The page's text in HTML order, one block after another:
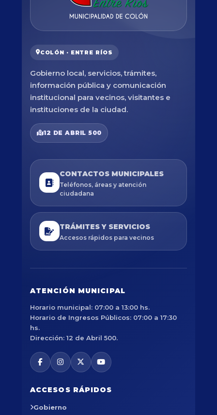
COLÓN · ENTRE RÍOS
Gobierno local, servicios, trámites,
información pública y comunicación
institucional para vecinos, visitantes e
instituciones de la ciudad.
12 DE ABRIL 500
CONTACTOS MUNICIPALES
Teléfonos, áreas y atención
ciudadana
TRÁMITES Y SERVICIOS
Accesos rápidos para vecinos
ATENCIÓN MUNICIPAL
Horario municipal: 07:00 a 13:00 hs.
Horario de Ingresos Públicos: 07:00 a 17:30
hs.
Dirección: 12 de Abril 500.
ACCESOS RÁPIDOS
Gobierno